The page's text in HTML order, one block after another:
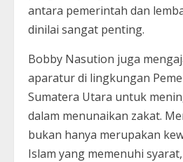
antara pemerintah dan
dinilai sangat penting.
Bobby Nasution juga
aparatur di lingkungan
Sumatera Utara untuk
dalam menunaikan zakat.
bukan hanya merupakan
Islam yang memenuhi